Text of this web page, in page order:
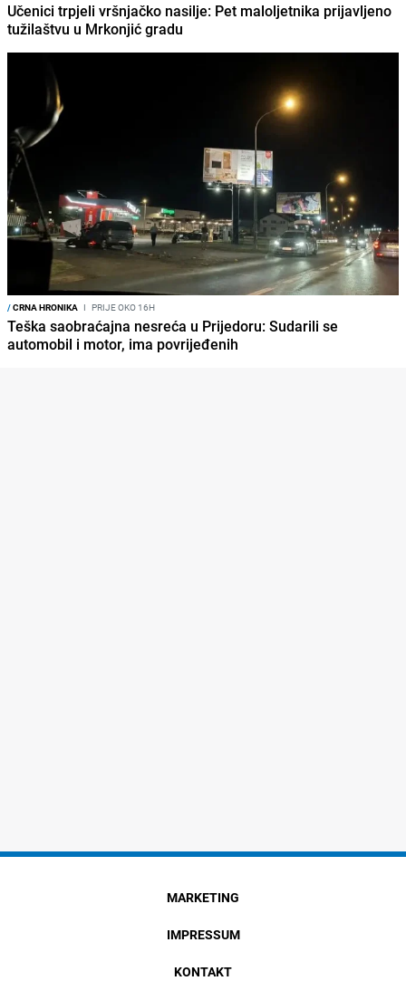
Učenici trpjeli vršnjačko nasilje: Pet maloljetnika prijavljeno
tužilaštvu u Mrkonjić gradu
/CRNA HRONIKA I PRIJE OKO 16H
Teška saobraćajna nesreća u Prijedoru: Sudarili se
automobil i motor, ima povrijeđenih
MARKETING
IMPRESSUM
KONTAKT